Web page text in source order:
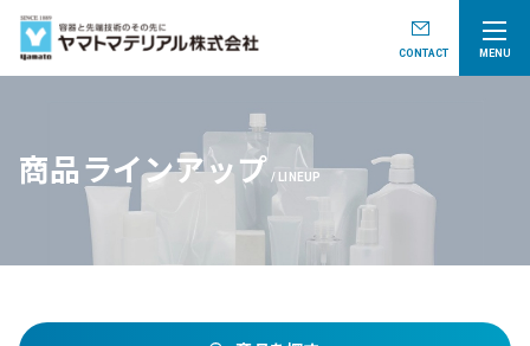
CONTACT MENU
商品ラインアップ LINEUP